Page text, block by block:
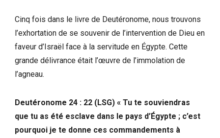
Cinq fois dans le livre de Deutéronome, nous trouvons
l’exhortation de se souvenir de l’intervention de Dieu en
faveur d’Israël face à la servitude en Égypte. Cette
grande délivrance était l’œuvre de l’immolation de
l’agneau.
Deutéronome 24 : 22 (LSG) « Tu te souviendras
que tu as été esclave dans le pays d’Égypte ; c’est
pourquoi je te donne ces commandements à